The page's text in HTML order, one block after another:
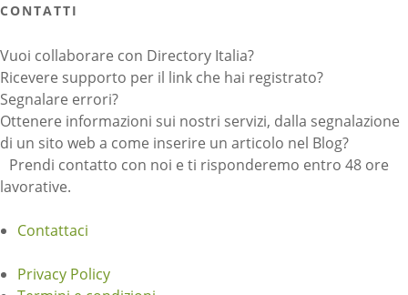
CONTATTI
Vuoi collaborare con Directory Italia?
Ricevere supporto per il link che hai registrato?
Segnalare errori?
Ottenere informazioni sui nostri servizi, dalla segnalazione
di un sito web a come inserire un articolo nel Blog?
Prendi contatto con noi e ti risponderemo entro 48 ore
lavorative.
Contattaci
Privacy Policy